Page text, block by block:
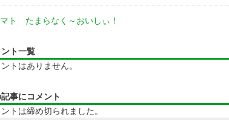
マト たまらなく～おいしぃ！
ント一覧
トはありません。
事にコメント
トは締め切られました。